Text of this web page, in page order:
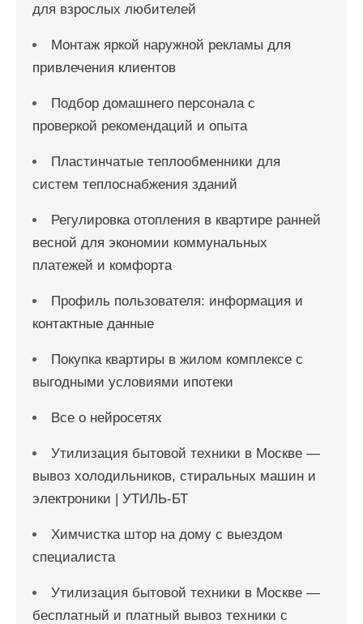
для взрослых любителей
Монтаж яркой наружной рекламы для
привлечения клиентов
Подбор домашнего персонала с
проверкой рекомендаций и опыта
Пластинчатые теплообменники для
систем теплоснабжения зданий
Регулировка отопления в квартире ранней
весной для экономии коммунальных
платежей и комфорта
Профиль пользователя: информация и
контактные данные
Покупка квартиры в жилом комплексе с
выгодными условиями ипотеки
Все о нейросетях
Утилизация бытовой техники в Москве —
вывоз холодильников, стиральных машин и
электроники | УТИЛЬ-БТ
Химчистка штор на дому с выездом
специалиста
Утилизация бытовой техники в Москве —
бесплатный и платный вывоз техники с